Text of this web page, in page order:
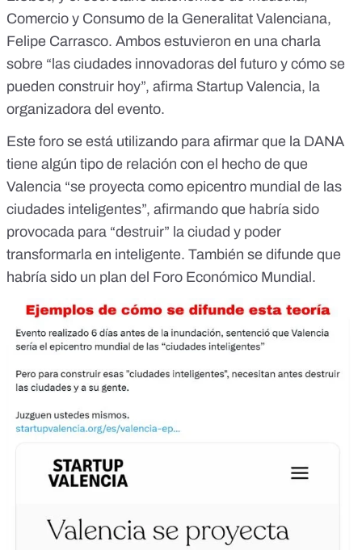
Comercio y Consumo de la Generalitat Valenciana,
Felipe Carrasco. Ambos estuvieron en una charla
sobre “las ciudades innovadoras del futuro y cómo se
pueden construir hoy”, afirma Startup Valencia, la
organizadora del evento.
Este foro se está utilizando para afirmar que la DANA
tiene algún tipo de relación con el hecho de que
Valencia “se proyecta como epicentro mundial de las
ciudades inteligentes”, afirmando que habría sido
provocada para “destruir” la ciudad y poder
transformarla en inteligente. También se difunde que
habría sido un plan del Foro Económico Mundial.